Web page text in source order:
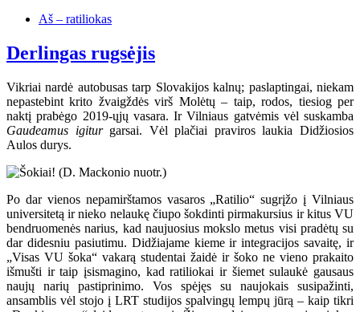
Aš – ratiliokas
Derlingas rugsėjis
Vikriai nardė autobusas tarp Slovakijos kalnų; paslaptingai, niekam
nepastebint krito žvaigždės virš Molėtų – taip, rodos, tiesiog per
naktį prabėgo 2019-ųjų vasara. Ir Vilniaus gatvėmis vėl suskamba
Gaudeamus igiturgarsai. Vėl plačiai praviros laukia Didžiosios
Aulos durys.
Po dar vienos nepamirštamos vasaros „Ratilio“ sugrįžo į Vilniaus
universitetą ir nieko nelaukę čiupo šokdinti pirmakursius ir kitus VU
bendruomenės narius, kad naujuosius mokslo metus visi pradėtų su
dar didesniu pasiutimu. Didžiajame kieme ir integracijos savaitę, ir
„Visas VU šoka“ vakarą studentai žaidė ir šoko ne vieno prakaito
išmušti ir taip įsismagino, kad ratiliokai ir šiemet sulaukė gausaus
naujų narių pastiprinimo. Vos spėjęs su naujokais susipažinti,
ansamblis vėl stojo į LRT studijos spalvingų lempų jūrą – kaip tikri